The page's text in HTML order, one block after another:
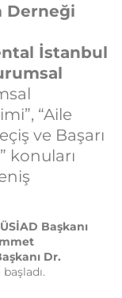
Derneği
İstanbul
“Aile
ve Başarı
konuları
Başkanı
Dr.
başladı.